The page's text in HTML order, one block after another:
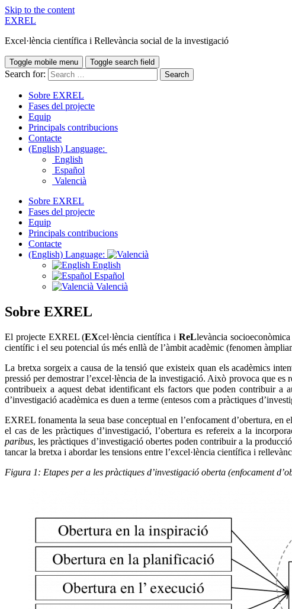
Skip to the content
EXREL
Excel·lència científica i Rellevància social de la investigació
Toggle mobile menu Toggle search field
Search for:
Sobre EXREL
Fases del projecte
Equip
Principals contribucions
Contacte
(English) Language:
English
Español
Valencià
Sobre EXREL
Fases del projecte
Equip
Principals contribucions
Contacte
(English) Language:
English
Español
Valencià
Sobre EXREL
El projecte EXREL (EXcel·lència científica i ReLlevància
científic i el seu potencial ús més enllà de l’àmbit acadèmic (fenomen
La bretxa sorgeix a causa de la tensió que existeix quan els acadèmics
pressió per demostrar l’excel·lència de la investigació. Això provoca que
contribueix a aquest debat identificant els factors que poden contribuir a
d’investigació acadèmica es duen a terme (entesos com a pràctiques
EXREL fonamenta la seua base conceptual en l’enfocament d’obertura,
el cas de les pràctiques d’investigació, l’obertura es refereix a la
paribus, les pràctiques d’investigació obertes poden contribuir a la
tancar la bretxa i abordar les tensions entre l’excel·lència científica i
Figura 1: Etapes per a les pràctiques d’investigació oberta (enfocament